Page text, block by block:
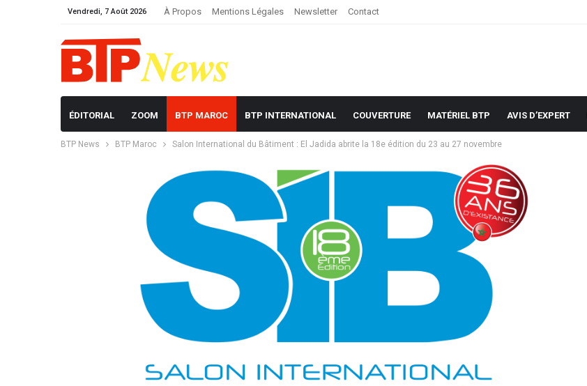
Vendredi, 7 Août 2026 À Propos Mentions Légales Newsletter Contact
ÉDITORIAL ZOOM BTP MAROC BTP INTERNATIONAL COUVERTURE MATÉRIEL BTP AVIS D’EXPERT
BTP News BTP Maroc Salon International du Bâtiment : El Jadida abrite la 18e édition du 23 au 27 novembre